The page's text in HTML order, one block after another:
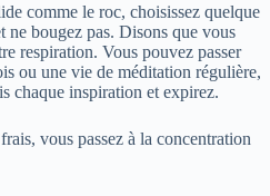
comme le roc, choisissez quelque
ne bougez pas. Disons que vous
respiration. Vous pouvez passer
ou une vie de méditation régulière,
chaque inspiration et expirez.
vous passez à la concentration